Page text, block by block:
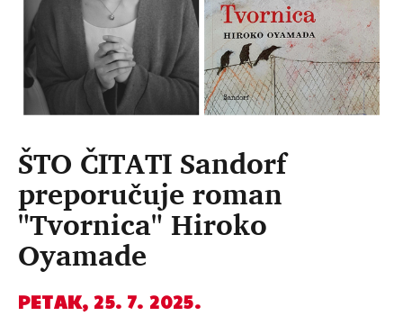
ŠTO ČITATI Sandorf
preporučuje roman
"Tvornica" Hiroko
Oyamade
PETAK, 25. 7. 2025.